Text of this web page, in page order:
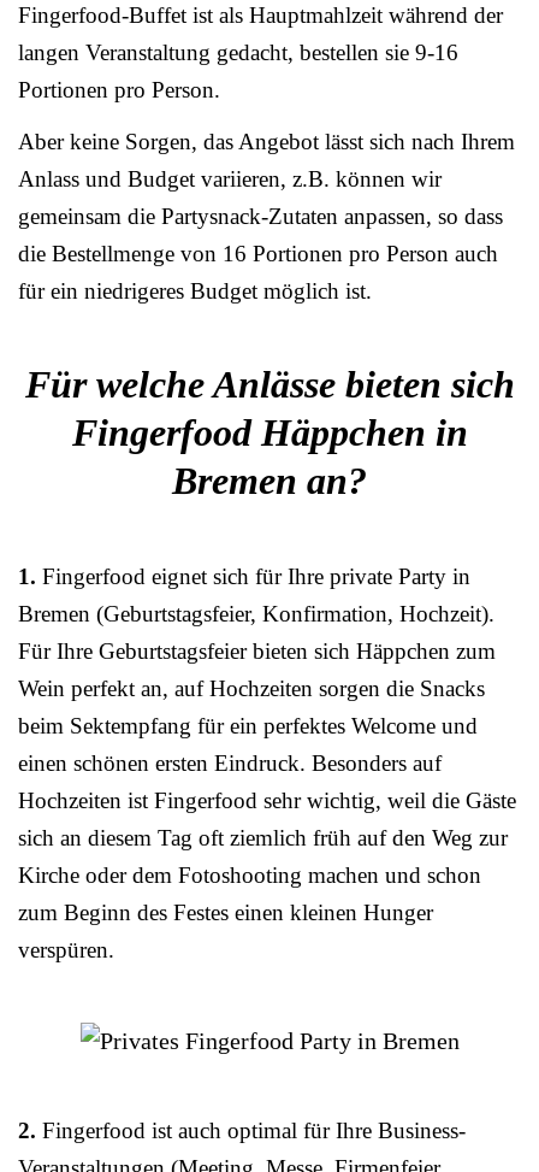
Fingerfood-Buffet ist als Hauptmahlzeit während der
langen Veranstaltung gedacht, bestellen sie 9-16
Portionen pro Person.
Aber keine Sorgen, das Angebot lässt sich nach Ihrem
Anlass und Budget variieren, z.B. können wir
gemeinsam die Partysnack-Zutaten anpassen, so dass
die Bestellmenge von 16 Portionen pro Person auch
für ein niedrigeres Budget möglich ist.
Für welche Anlässe bieten sich
Fingerfood Häppchen in
Bremen an?
1. Fingerfood eignet sich für Ihre private Party in
Bremen (Geburtstagsfeier, Konfirmation, Hochzeit).
Für Ihre Geburtstagsfeier bieten sich Häppchen zum
Wein perfekt an, auf Hochzeiten sorgen die Snacks
beim Sektempfang für ein perfektes Welcome und
einen schönen ersten Eindruck. Besonders auf
Hochzeiten ist Fingerfood sehr wichtig, weil die Gäste
sich an diesem Tag oft ziemlich früh auf den Weg zur
Kirche oder dem Fotoshooting machen und schon
zum Beginn des Festes einen kleinen Hunger
verspüren.
2. Fingerfood ist auch optimal für Ihre Business-